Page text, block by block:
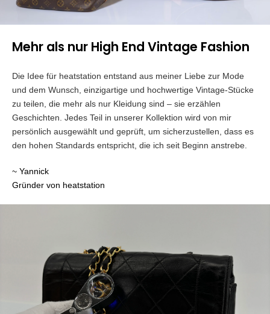
Mehr als nur High End Vintage Fashion
Die Idee für heatstation entstand aus meiner Liebe zur Mode
und dem Wunsch, einzigartige und hochwertige Vintage-Stücke
zu teilen, die mehr als nur Kleidung sind – sie erzählen
Geschichten. Jedes Teil in unserer Kollektion wird von mir
persönlich ausgewählt und geprüft, um sicherzustellen, dass es
den hohen Standards entspricht, die ich seit Beginn anstrebe.
~ Yannick
Gründer von heatstation